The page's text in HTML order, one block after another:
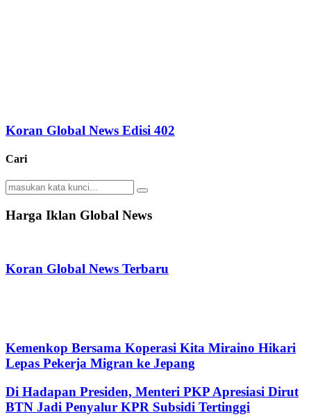
Koran Global News Edisi 402
Cari
Search
for:
Search
Harga Iklan Global News
Koran Global News Terbaru
Kemenkop Bersama Koperasi Kita Miraino Hikari
Lepas Pekerja Migran ke Jepang
Di Hadapan Presiden, Menteri PKP Apresiasi Dirut
BTN Jadi Penyalur KPR Subsidi Tertinggi